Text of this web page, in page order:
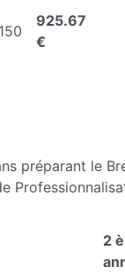
925.67
€
préparant le
2